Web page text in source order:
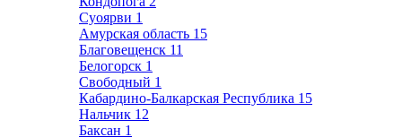
Суоярви 1
Амурская область 15
Благовещенск 11
Белогорск 1
Свободный 1
Кабардино-Балкарская Республика 15
Нальчик 12
Баксан 1